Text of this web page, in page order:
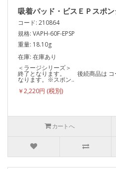
吸着パッド・ビスＥＰスポ
コード: 210864
規格: VAPH-60F-EPSP
重量: 18.10g
在庫: 在庫あり
＜ラージシリーズ＞ ※在
終了となります。 後続商品は コ
なります。※スポン..
￥2,220円
カートへ